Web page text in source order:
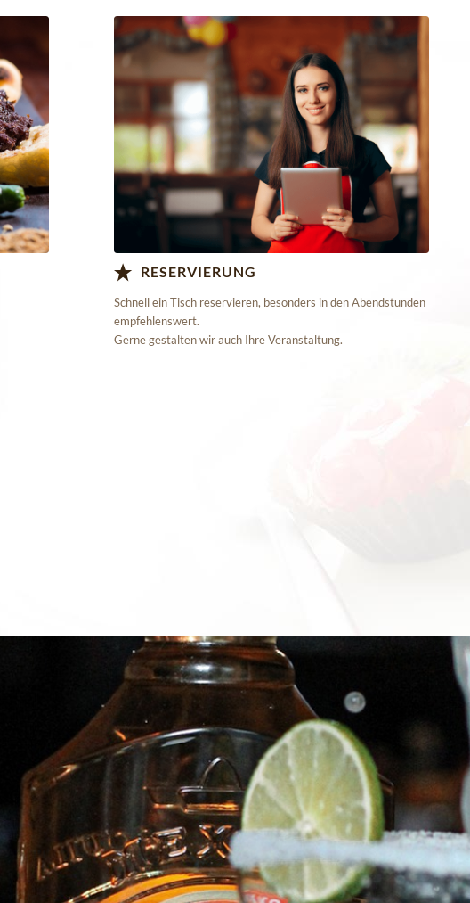
Book now!
RESERVIERUNG
Schnell ein Tisch reservieren, besonders in den Abendstunden
empfehlenswert.
Gerne gestalten wir auch Ihre Veranstaltung.